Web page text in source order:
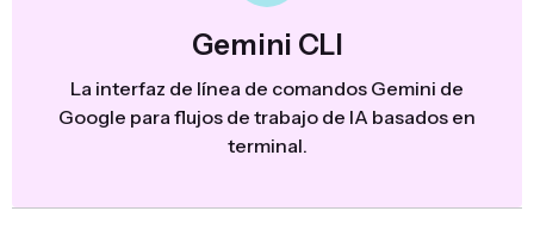
Gemini CLI
La interfaz de línea de comandos Gemini de
Google para flujos de trabajo de IA basados en
terminal.